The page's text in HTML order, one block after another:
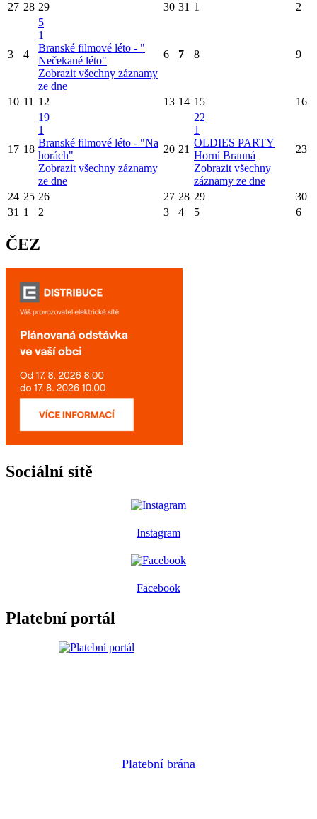
27 28 29 30 31 1 2
3 4
5
1
Branské filmové léto - "
Nečekané léto"
Zobrazit všechny záznamy
ze dne
6 7 8 9
10 11 12 13 14 15 16
17 18
19
1
Branské filmové léto - "Na
horách"
Zobrazit všechny záznamy
ze dne
20 21
22
1
OLDIES PARTY
Horní Branná
Zobrazit všechny
záznamy ze dne
23
24 25 26 27 28 29
30
31 1 2 3 4 5 6
ČEZ
Sociální sítě
Instagram
Facebook
Platební portál
Platební brána